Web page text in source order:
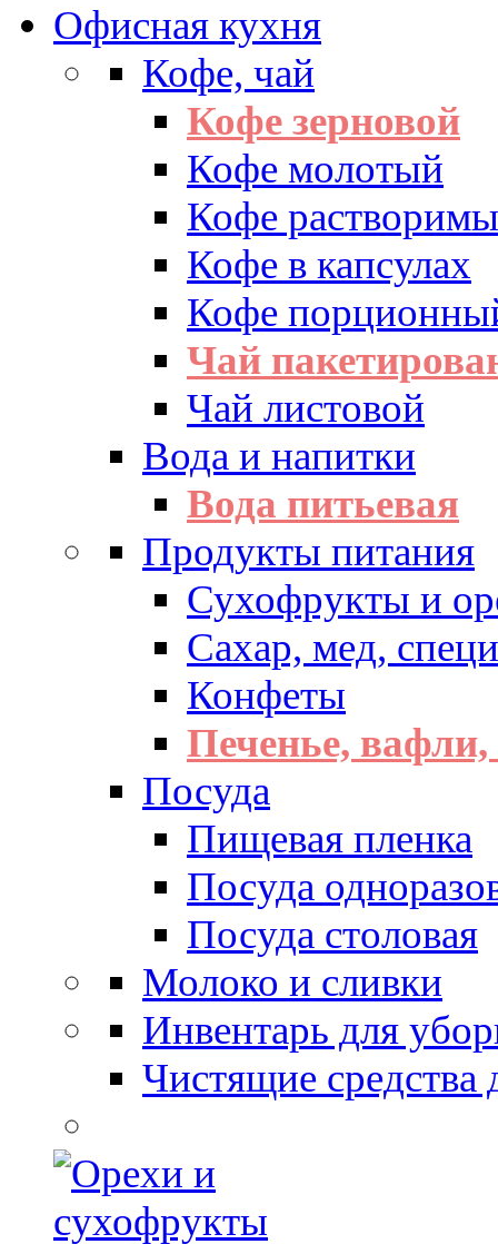
Офисная кухня
Кофе, чай
Кофе зерновой
Кофе молотый
Кофе
Кофе в капсулах
Кофе
Чай
Чай листовой
Вода и напитки
Вода питьевая
Продукты питания
Сухофрукты и
Сахар, мед,
Конфеты
Печенье,
Посуда
Пищевая пленка
Посуда
Посуда столовая
Молоко и сливки
Инвентарь для
Чистящие средства